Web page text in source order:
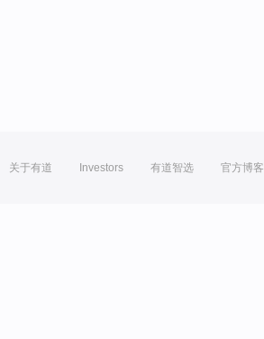
关于有道 Investors 有道智选 官方博客